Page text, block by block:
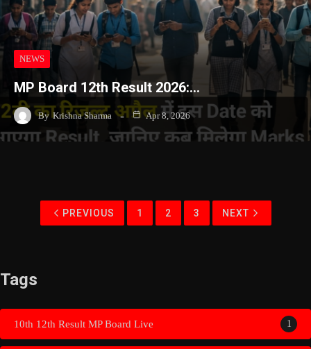
NEWS
MP Board 12th Result 2026:…
By Krishna Sharma Apr 8, 2026
PREVIOUS 1 2 3 NEXT
Tags
10th 12th Result MP Board Live 1